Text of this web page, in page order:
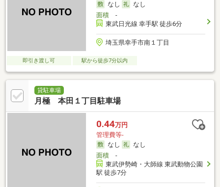
なし
なし
面積-
東武日光線 幸手駅 徒歩6分
埼玉県幸手市南１丁目
即引き渡し可 駅から徒歩7分以内
貸駐車場
月極 本田１丁目駐車場
0.44万円
管理費等-
なし
なし
面積-
東武伊勢崎・大師線 東武動物公園
駅 徒歩7分